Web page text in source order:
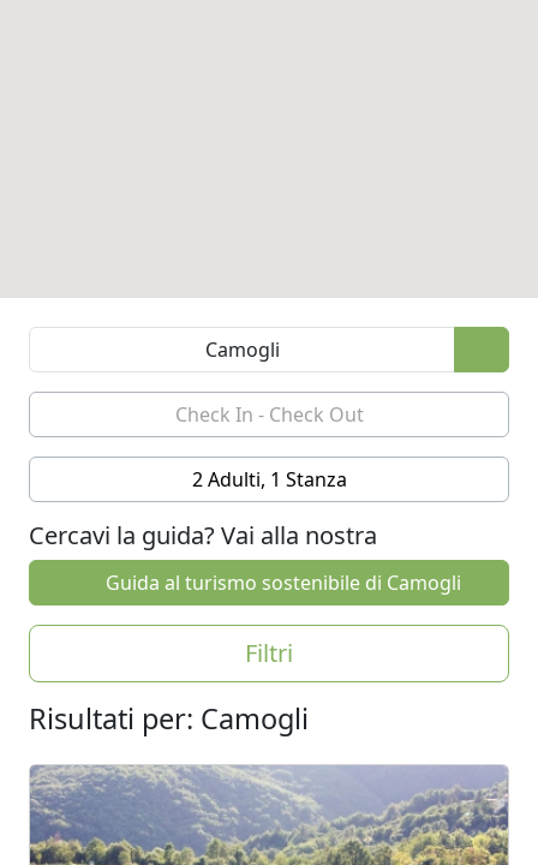
2 Adulti, 1 Stanza
Cercavi la guida? Vai alla nostra
Guida al turismo sostenibile di Camogli
Filtri
Risultati per: Camogli